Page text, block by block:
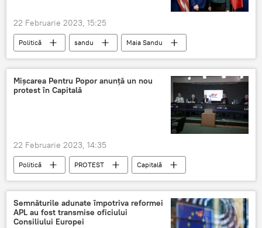
22 Februarie 2023, 15:25
Politică sandu
Maia Sandu
Joe Biden
vizită chișinău
Mișcarea Pentru Popor anunță un nou
protest în Capitală
22 Februarie 2023, 14:35
Politică PROTEST
Capitală
servicii comunale
Știri din Moldova
Semnăturile adunate împotriva reformei
APL au fost transmise oficiului
Consiliului Europei